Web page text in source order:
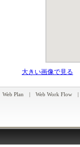
大きい画像で見る
Web Plan | Web Work Flow